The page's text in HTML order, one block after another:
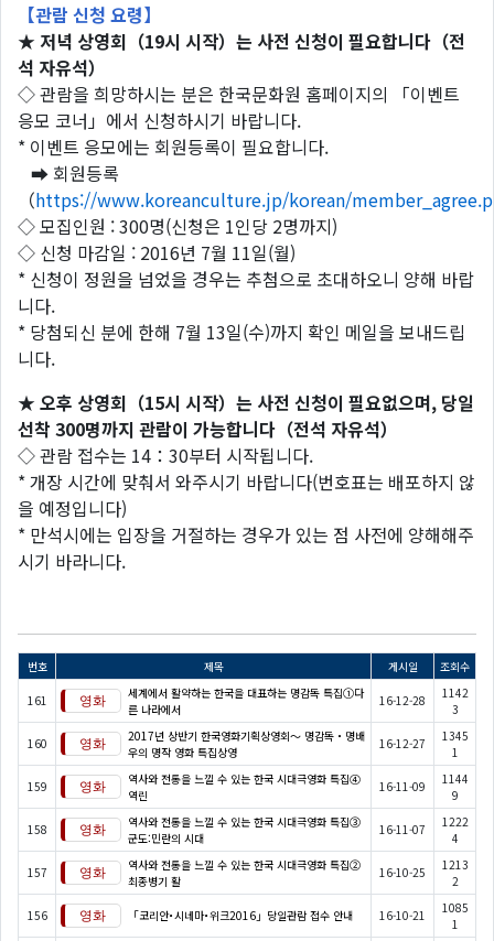
【관람 신청 요령】
★ 저녁 상영회（19시 시작）는 사전 신청이 필요합니다（전
석 자유석）
◇ 관람을 희망하시는 분은 한국문화원 홈페이지의 「이벤트
응모 코너」에서 신청하시기 바랍니다.
* 이벤트 응모에는 회원등록이 필요합니다.
➡ 회원등록
（https://www.koreanculture.jp/korean/
◇ 모집인원 : 300명(신청은 1인당 2명까지)
◇ 신청 마감일 : 2016년 7월 11일(월)
* 신청이 정원을 넘었을 경우는 추첨으로 초대하오니 양해 바랍
니다.
* 당첨되신 분에 한해 7월 13일(수)까지 확인 메일을 보내드립
니다.
★ 오후 상영회（15시 시작）는 사전 신청이 필요없으며, 당일
선착 300명까지 관람이 가능합니다（전석 자유석）
◇ 관람 접수는 14：30부터 시작됩니다.
* 개장 시간에 맞춰서 와주시기 바랍니다(번호표는 배포하지 않
을 예정입니다)
* 만석시에는 입장을 거절하는 경우가 있는 점 사전에 양해해주
시기 바라니다.
번호 제목 게시일 조회수
161
세계에서 활약하는 한국을 대표하는 명감독 특집①다
른 나라에서
16-12-28
1142
3
160
2017년 상반기 한국영화기획상영회～ 명감독・명배
우의 명작 영화 특집상영
16-12-27
1345
1
159
역사와 전통을 느낄 수 있는 한국 시대극영화 특집④
역린
16-11-09
1144
9
158
역사와 전통을 느낄 수 있는 한국 시대극영화 특집③
군도:민란의 시대
16-11-07
1222
4
157
역사와 전통을 느낄 수 있는 한국 시대극영화 특집②
최종병기 활
16-10-25
1213
2
156 「코리안･시네마･위크2016」당일관람 접수 안내 16-10-21
1085
1